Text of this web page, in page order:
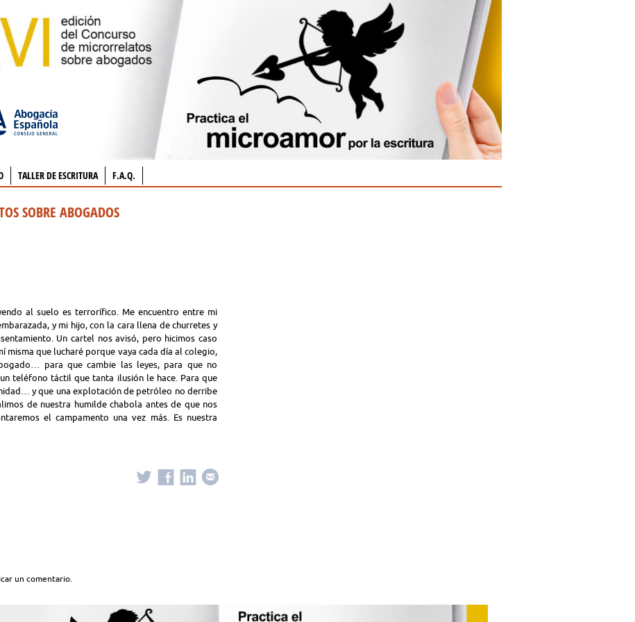
TALLER DE ESCRITURA F.A.Q.
SOBRE ABOGADOS
al suelo es terrorífico. Me encuentro entre mi
y mi hijo, con la cara llena de churretes y
Un cartel nos avisó, pero hicimos caso
misma que lucharé porque vaya cada día al colegio,
para que cambie las leyes, para que no
teléfono táctil que tanta ilusión le hace. Para que
y que una explotación de petróleo no derribe
de nuestra humilde chabola antes de que nos
el campamento una vez más. Es nuestra
un comentario.